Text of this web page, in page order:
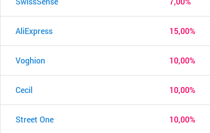
AliExpress 15,00%
Voghion 10,00%
Cecil 10,00%
Street One 10,00%